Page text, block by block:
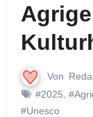
Von
#2025
#Unesco